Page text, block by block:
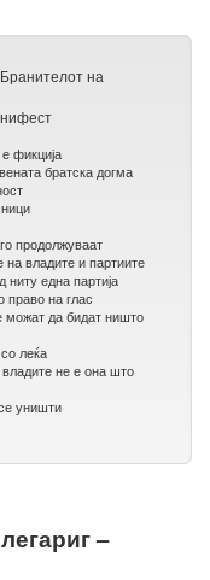
на
фикција
братска догма
продолжуваат
на владите и партиите
една партија
право на глас
можат да бидат ништо
леќа
не е она што
уништи
–